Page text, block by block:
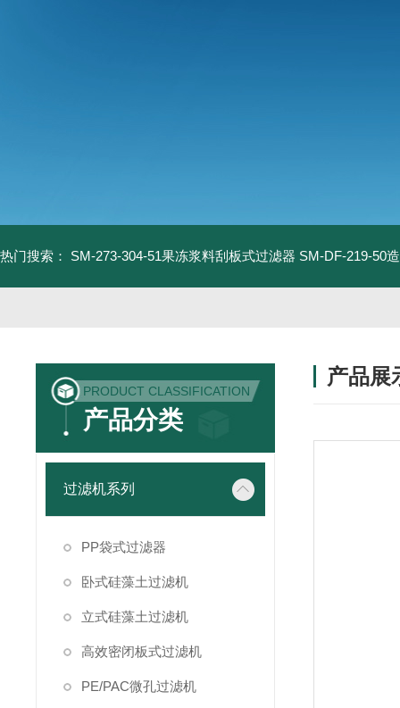
热门搜索： SM-273-304-51果冻浆料刮板式过滤器 SM-DF-219-50
PRODUCT CLASSIFICATION
产品分类
过滤机系列
PP袋式过滤器
卧式硅藻土过滤机
立式硅藻土过滤机
高效密闭板式过滤机
PE/PAC微孔过滤机
产品展